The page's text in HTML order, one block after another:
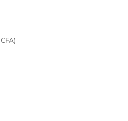
Equatorial Guinea (XAF CFA)